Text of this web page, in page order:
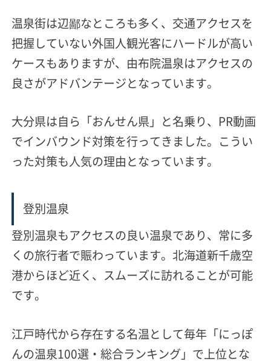
温泉街は辺鄙なところも多く、交通アクセスを
把握していない外国人観光客にハードルが高い
ケースもありますが、由布院温泉はアクセスの
良さがアドバンテージとなっています。
大分県は自ら「おんせん県」と名乗り 、PR動画
でインバウンド対策を行ってきました。こうい
った対策も人気の理由となっています。
登別温泉
登別温泉もアクセスの良い温泉であり、常に多
くの旅行者で賑わっています。北海道新千歳空
港からほど近く、スムーズに訪れることが可能
です。
江戸時代から存在する名温として毎年「にっぽ
んの温泉100選・総合ランキング」で上位 とな